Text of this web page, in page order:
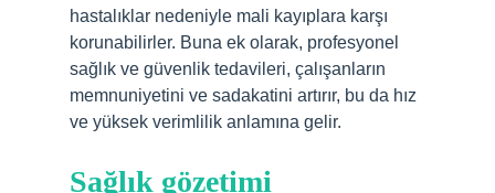
hastalıklar nedeniyle mali kayıplara karşı
korunabilirler. Buna ek olarak, profesyonel
sağlık ve güvenlik tedavileri, çalışanların
memnuniyetini ve sadakatini artırır, bu da hız
ve yüksek verimlilik anlamına gelir.
Sağlık gözetimi